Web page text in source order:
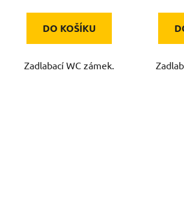
DO KOŠÍKU
Zadlabací WC zámek.